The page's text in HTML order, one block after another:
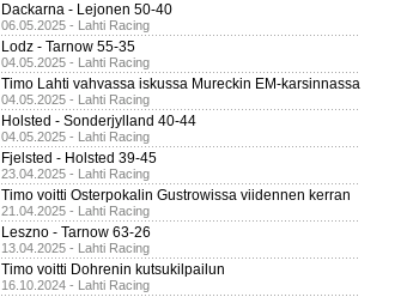
Dackarna - Lejonen 50-40
06.05.2025 - Lahti Racing
Lodz - Tarnow 55-35
04.05.2025 - Lahti Racing
Timo Lahti vahvassa iskussa Mureckin EM-karsinnassa
04.05.2025 - Lahti Racing
Holsted - Sonderjylland 40-44
04.05.2025 - Lahti Racing
Fjelsted - Holsted 39-45
23.04.2025 - Lahti Racing
Timo voitti Osterpokalin Gustrowissa viidennen kerran
21.04.2025 - Lahti Racing
Leszno - Tarnow 63-26
13.04.2025 - Lahti Racing
Timo voitti Dohrenin kutsukilpailun
16.10.2024 - Lahti Racing